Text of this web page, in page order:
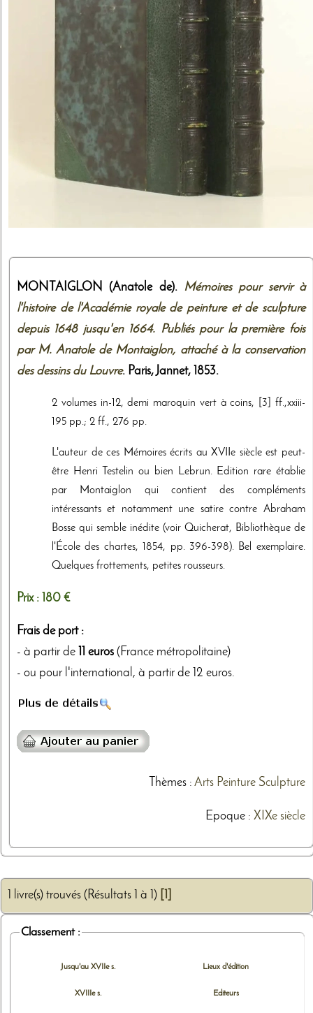
MONTAIGLON (Anatole de). Mémoires pour servir à
l'histoire de l'Académie royale de peinture et de sculpture
depuis 1648 jusqu'en 1664. Publiés pour la première fois
par M. Anatole de Montaiglon, attaché à la conservation
des dessins du Louvre. Paris, Jannet, 1853.
2 volumes in-12, demi maroquin vert à coins, [3] ff.,xxiii-
195 pp.; 2 ff., 276 pp.
L'auteur de ces Mémoires écrits au XVIIe siècle est peut-
être Henri Testelin ou bien Lebrun. Edition rare établie
par Montaiglon qui contient des compléments
intéressants et notamment une satire contre Abraham
Bosse qui semble inédite (voir Quicherat, Bibliothèque de
l'École des chartes, 1854, pp. 396-398). Bel exemplaire.
Quelques frottements, petites rousseurs.
Prix : 180 €
Frais de port :
- à partir de 11 euros (France métropolitaine)
- ou pour l'international, à partir de 12 euros.
Thèmes: Arts Peinture Sculpture
Epoque : XIXe siècle
1 livre(s) trouvés (Résultats 1 à 1)
Classement :
Jusqu'au XVIIe s.
XVIIIe s.
Lieux d'édition
Editeurs